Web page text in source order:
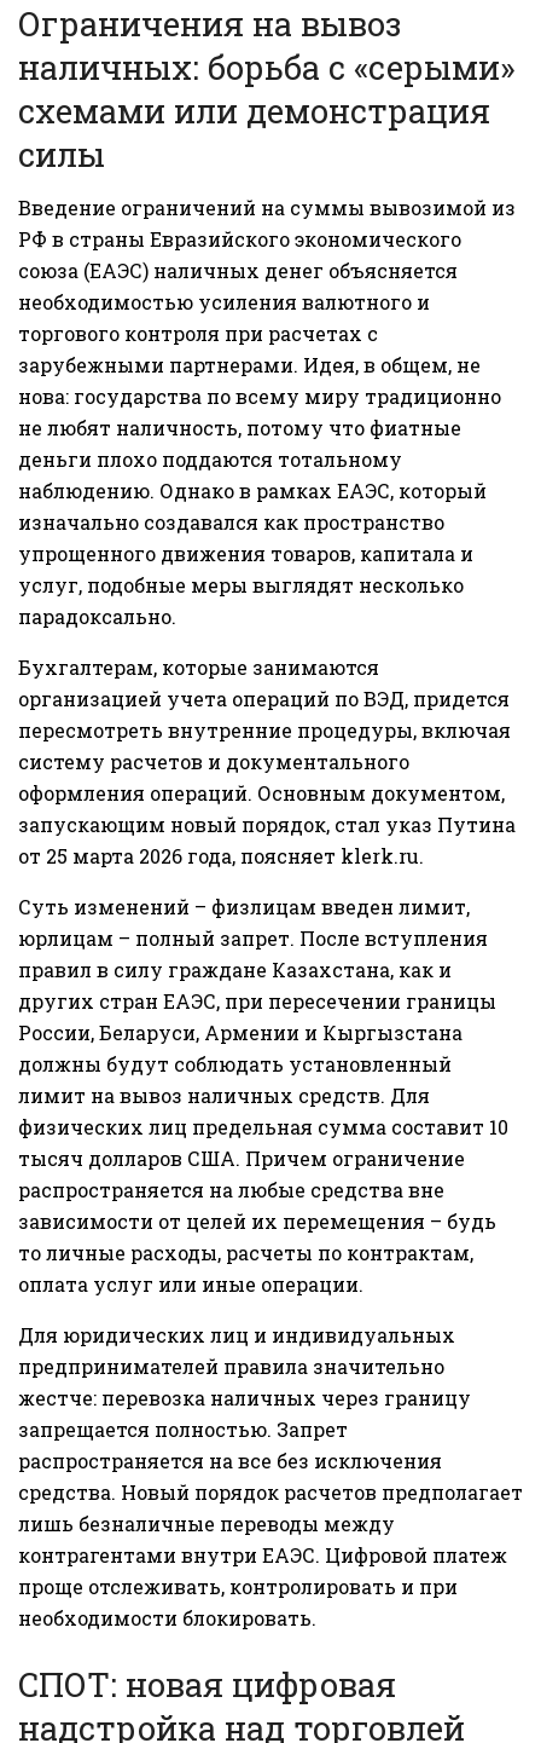
Ограничения на вывоз
наличных: борьба с «серыми»
схемами или демонстрация
силы
Введение ограничений на суммы вывозимой из
РФ в страны Евразийского экономического
союза (ЕАЭС) наличных денег объясняется
необходимостью усиления валютного и
торгового контроля при расчетах с
зарубежными партнерами. Идея, в общем, не
нова: государства по всему миру традиционно
не любят наличность, потому что фиатные
деньги плохо поддаются тотальному
наблюдению. Однако в рамках ЕАЭС, который
изначально создавался как пространство
упрощенного движения товаров, капитала и
услуг, подобные меры выглядят несколько
парадоксально.
Бухгалтерам, которые занимаются
организацией учета операций по ВЭД, придется
пересмотреть внутренние процедуры, включая
систему расчетов и документального
оформления операций. Основным документом,
запускающим новый порядок, стал указ Путина
от 25 марта 2026 года, поясняет klerk.ru.
Суть изменений – физлицам введен лимит,
юрлицам – полный запрет. После вступления
правил в силу граждане Казахстана, как и
других стран ЕАЭС, при пересечении границы
России, Беларуси, Армении и Кыргызстана
должны будут соблюдать установленный
лимит на вывоз наличных средств. Для
физических лиц предельная сумма составит 10
тысяч долларов США. Причем ограничение
распространяется на любые средства вне
зависимости от целей их перемещения – будь
то личные расходы, расчеты по контрактам,
оплата услуг или иные операции.
Для юридических лиц и индивидуальных
предпринимателей правила значительно
жестче: перевозка наличных через границу
запрещается полностью. Запрет
распространяется на все без исключения
средства. Новый порядок расчетов предполагает
лишь безналичные переводы между
контрагентами внутри ЕАЭС. Цифровой платеж
проще отслеживать, контролировать и при
необходимости блокировать.
СПОТ: новая цифровая
надстройка над торговлей